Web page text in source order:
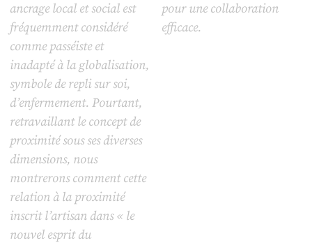
ancrage local et social est
fréquemment considéré
comme passéiste et
inadapté à la globalisation,
symbole de repli sur soi,
d’enfermement. Pourtant,
retravaillant le concept de
proximité sous ses diverses
dimensions, nous
montrerons comment cette
relation à la proximité
inscrit l’artisan dans « le
nouvel esprit du
pour une collaboration
efficace.